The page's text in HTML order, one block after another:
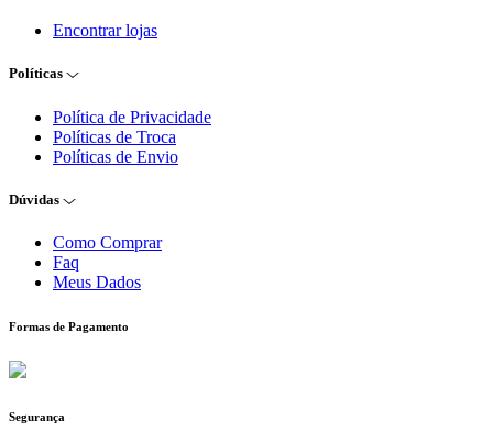
Encontrar lojas
Políticas
Política de Privacidade
Políticas de Troca
Políticas de Envio
Dúvidas
Como Comprar
Faq
Meus Dados
Formas de Pagamento
Segurança